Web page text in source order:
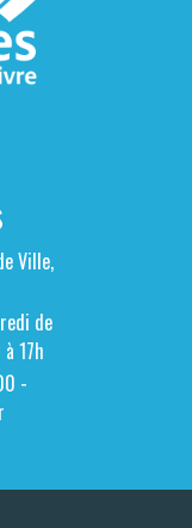
Ville,
de
17h
-